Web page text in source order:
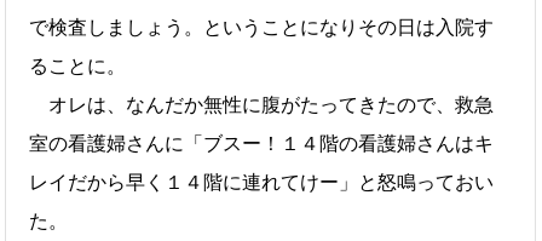
で検査しましょう。ということになりその日は入院す
ることに。
オレは、なんだか無性に腹がたってきたので、救急
室の看護婦さんに「ブスー！１４階の看護婦さんはキ
レイだから早く１４階に連れてけー」と怒鳴っておい
た。